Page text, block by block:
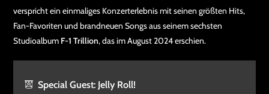
verspricht ein einmaliges Konzerterlebnis mit seinen größten Hits,
Fan-Favoriten und brandneuen Songs aus seinem sechsten
Studioalbum F-1 Trillion, das im August 2024 erschien.
Special Guest: Jelly Roll!